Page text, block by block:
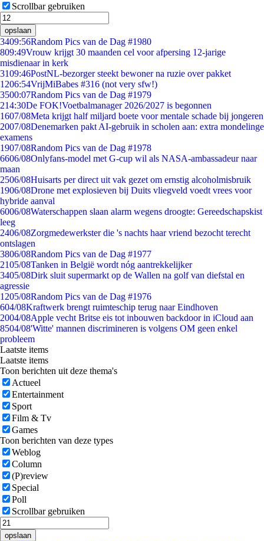
Scrollbar gebruiken
opslaan
3409:56Random Pics van de Dag #1980
809:49Vrouw krijgt 30 maanden cel voor afpersing 12-jarige
misdienaar in kerk
3109:46PostNL-bezorger steekt bewoner na ruzie over pakket
1206:54VrijMiBabes #316 (not very sfw!)
3500:07Random Pics van de Dag #1979
214:30De FOK!Voetbalmanager 2026/2027 is begonnen
1607/08Meta krijgt half miljard boete voor mentale schade bij jongeren
2007/08Denemarken pakt AI-gebruik in scholen aan: extra mondelinge
examens
1907/08Random Pics van de Dag #1978
6606/08Onlyfans-model met G-cup wil als NASA-ambassadeur naar
maan
2506/08Huisarts per direct uit vak gezet om ernstig alcoholmisbruik
1906/08Drone met explosieven bij Duits vliegveld voedt vrees voor
hybride aanval
6006/08Waterschappen slaan alarm wegens droogte: Gereedschapskist
leeg
2406/08Zorgmedewerkster die 's nachts haar vriend bezocht terecht
ontslagen
3806/08Random Pics van de Dag #1977
2105/08Tanken in België wordt nóg aantrekkelijker
3405/08Dirk sluit supermarkt op de Wallen na golf van diefstal en
agressie
1205/08Random Pics van de Dag #1976
604/08Kraftwerk brengt ruimteschip terug naar Eindhoven
2004/08Apple vecht Britse eis tot inbouwen backdoor in iCloud aan
8504/08'Witte' mannen discrimineren is volgens OM geen enkel
probleem
Laatste items
Laatste items
Toon berichten uit deze thema's
Actueel
Entertainment
Sport
Film & Tv
Games
Toon berichten van deze types
Weblog
Column
(P)review
Special
Poll
Scrollbar gebruiken
opslaan